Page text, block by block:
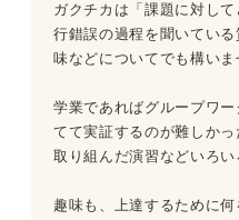
ガクチカは「課題に対し
行錯誤の過程を聞いてい
味などについてでも構いま
学業であればグループワ
てて実証するのが難しか
取り組んだ演習などいろい
趣味も、上達するために